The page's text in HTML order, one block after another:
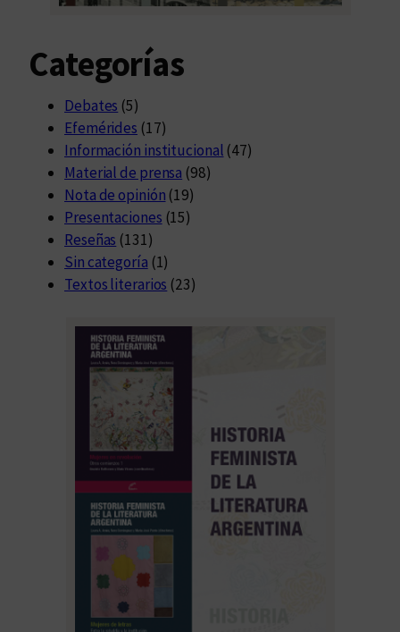
Categorías
Debates (5)
Efemérides (17)
Información institucional (47)
Material de prensa (98)
Nota de opinión (19)
Presentaciones (15)
Reseñas (131)
Sin categoría (1)
Textos literarios (23)